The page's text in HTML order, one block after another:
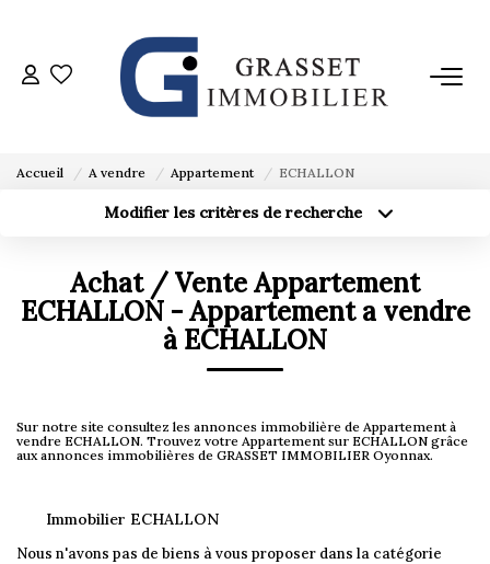
ACHETER
VENDRE
L'AGENCE
AVIS CLIENTS
CONTACT
Accueil A vendre Appartement ECHALLON
Modifier les critères de recherche
Surface min Budget max
Plus de critères Créer une alerte
Achat / Vente Appartement
ECHALLON - Appartement a vendre
à ECHALLON
Sur notre site consultez les annonces immobilière de Appartement à
vendre ECHALLON. Trouvez votre Appartement sur ECHALLON grâce
aux annonces immobilières de GRASSET IMMOBILIER Oyonnax.
Immobilier ECHALLON
Nous n'avons pas de biens à vous proposer dans la catégorie